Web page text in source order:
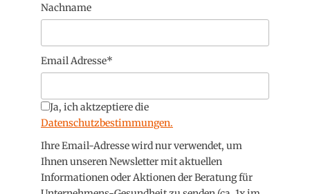
Nachname
Email Adresse*
Ja, ich aktzeptiere die
Datenschutzbestimmungen.
Ihre Email-Adresse wird nur verwendet, um
Ihnen unseren Newsletter mit aktuellen
Informationen oder Aktionen der Beratung für